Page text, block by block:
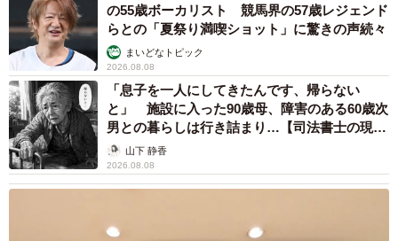
の55歳ボーカリスト 競馬界の57歳レジェンド
らとの「夏祭り満喫ショット」に驚きの声続々
まいどなトピック
2026.08.08
「息子を一人にしてきたんです、帰らない
と」 施設に入った90歳母、障害のある60歳次
男との暮らしは行き詰まり…【司法書士の現場
から】山下 静香
2026.08.08